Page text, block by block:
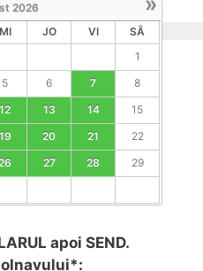
2026
MI JO VI
SÂ
1
5 6 7
8
12 13 14
15
19 20 21
22
27 28
29
apoi SEND.